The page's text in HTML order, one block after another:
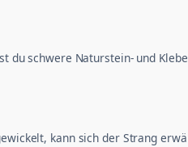
schwere Naturstein- und
kann sich der Strang